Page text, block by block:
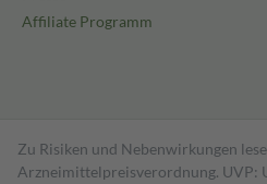
Affiliate Programm
Zu Risiken und Nebenwirkungen
Arzneimittelpreisverordnung. UVP: